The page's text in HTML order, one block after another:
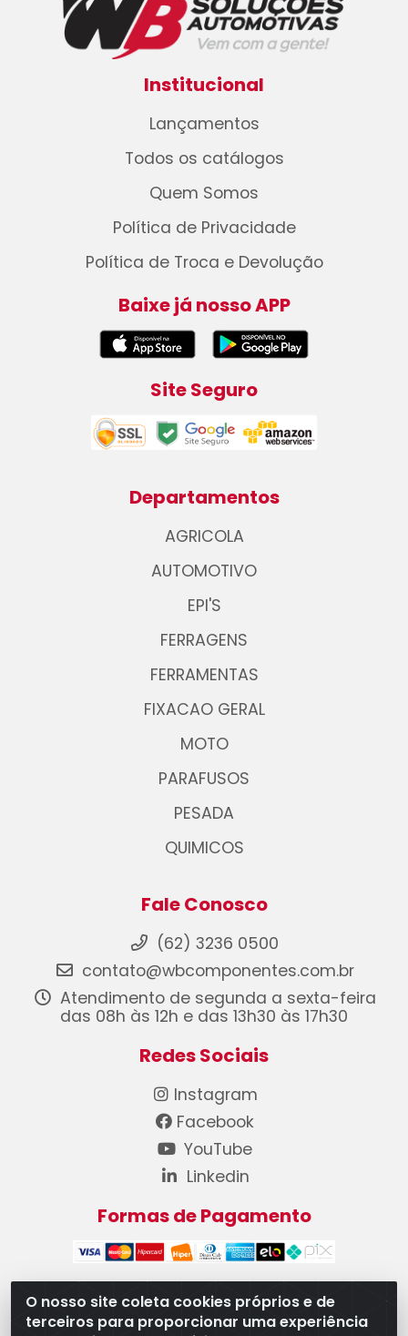
O nosso site coleta cookies próprios e de
terceiros para proporcionar uma experiência
Institucional
Lançamentos
Todos os catálogos
Quem Somos
Política de Privacidade
Política de Troca e Devolução
Baixe já nosso APP
Site Seguro
Departamentos
AGRICOLA
AUTOMOTIVO
EPI'S
FERRAGENS
FERRAMENTAS
FIXACAO GERAL
MOTO
PARAFUSOS
PESADA
QUIMICOS
Fale Conosco
(62) 3236 0500
contato@wbcomponentes.com.br
Atendimento de segunda a sexta-feira
das 08h às 12h e das 13h30 às 17h30
Redes Sociais
Instagram
Facebook
YouTube
Linkedin
Formas de Pagamento
WB Componentes Automotivos LTDA - CNPJ